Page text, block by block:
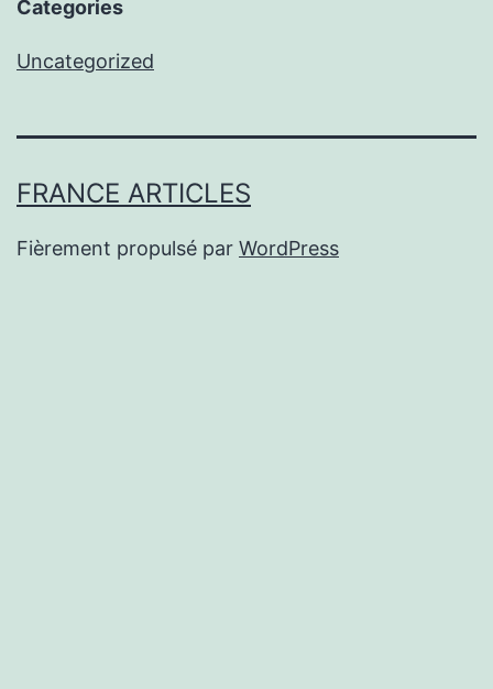
Categories
Uncategorized
FRANCE ARTICLES
Fièrement propulsé par WordPress